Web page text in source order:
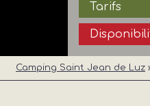
Tarifs
Camping Saint Jean de Luz